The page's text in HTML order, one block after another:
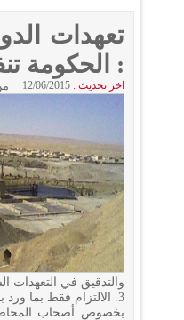
تعهدات
: الحكومة
اخر تحديث : 12/06/2015
والتدقيق في التعهدات
3. الالتزام فقط بما ورد بالبيان الحكومي الصادر بتاريخ 4 جوان 2015 والذي نصّ على ما يلي:
بخصوص أصحاب